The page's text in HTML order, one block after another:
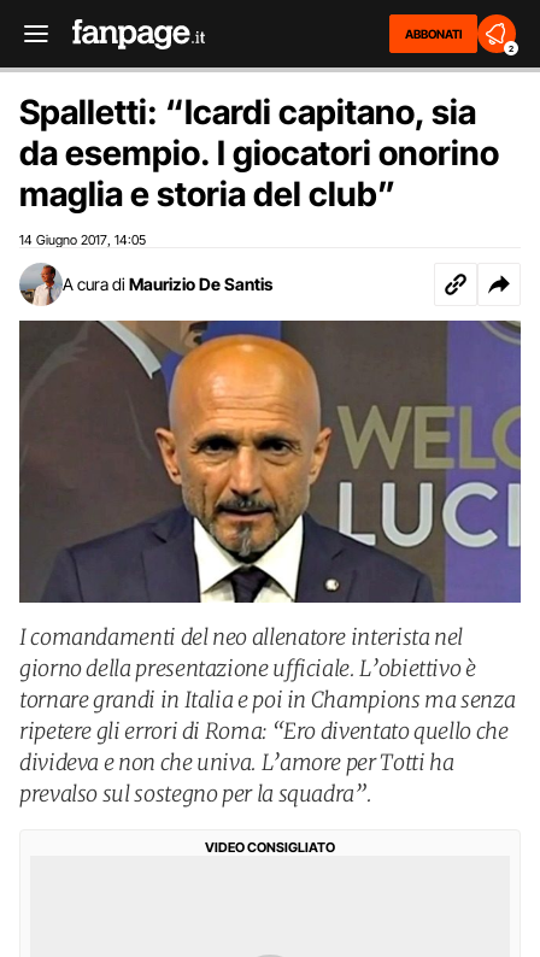
ABBONATI
2
Spalletti: “Icardi capitano, sia
da esempio. I giocatori onorino
maglia e storia del club”
14 Giugno 2017 14:05
A cura di Maurizio De Santis
I comandamenti del neo allenatore interista nel
giorno della presentazione ufficiale. L’obiettivo è
tornare grandi in Italia e poi in Champions ma senza
ripetere gli errori di Roma: “Ero diventato quello che
divideva e non che univa. L’amore per Totti ha
prevalso sul sostegno per la squadra”.
VIDEO CONSIGLIATO